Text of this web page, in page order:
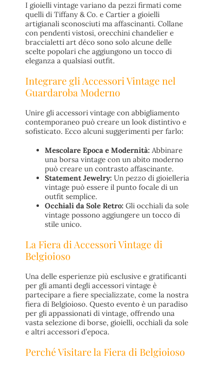
I gioielli vintage variano da pezzi firmati come
quelli di Tiffany & Co. e Cartier a gioielli
artigianali sconosciuti ma affascinanti. Collane
con pendenti vistosi, orecchini chandelier e
braccialetti art déco sono solo alcune delle
scelte popolari che aggiungono un tocco di
eleganza a qualsiasi outfit.
Integrare gli Accessori Vintage nel
Guardaroba Moderno
Unire gli accessori vintage con abbigliamento
contemporaneo può creare un look distintivo e
sofisticato. Ecco alcuni suggerimenti per farlo:
Mescolare Epoca e Modernità: Abbinare
una borsa vintage con un abito moderno
può creare un contrasto affascinante.
Statement Jewelry: Un pezzo di gioielleria
vintage può essere il punto focale di un
outfit semplice.
Occhiali da Sole Retro: Gli occhiali da sole
vintage possono aggiungere un tocco di
stile unico.
La Fiera di Accessori Vintage di
Belgioioso
Una delle esperienze più esclusive e gratificanti
per gli amanti degli accessori vintage è
partecipare a fiere specializzate, come la nostra
fiera di Belgioioso. Questo evento è un paradiso
per gli appassionati di vintage, offrendo una
vasta selezione di borse, gioielli, occhiali da sole
e altri accessori d’epoca.
Perché Visitare la Fiera di Belgioioso